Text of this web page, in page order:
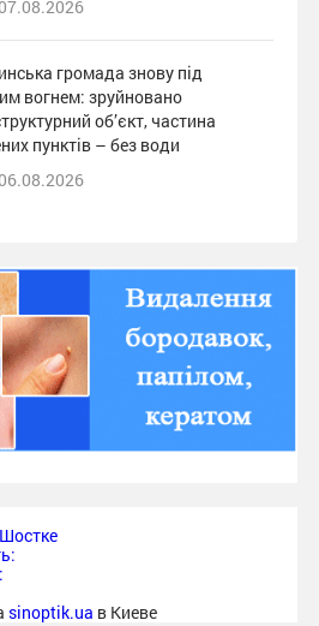
громада знову під
вогнем: зруйновано
об’єкт, частина
пунктів – без води
Шостке
sinoptik.ua в Киеве